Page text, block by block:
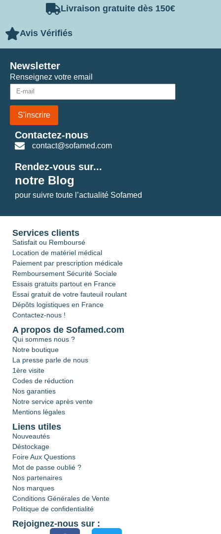
Livraison gratuite dès 150€
Avis Vérifiés
Renseignez votre email
S'inscrire
Newsletter
Contactez-nous
contact@sofamed.com
Rendez-vous sur...
notre Blog
pour suivre toute l’actualité Sofamed
Services clients
Satisfait ou Remboursé
Location de matériel médical
Paiement par prescription médicale
Remboursement Sécurité Sociale
Essais gratuits partout en France
Essai gratuit de votre fauteuil roulant
Dépôts logistiques en France
Contactez-nous !
A propos de Sofamed.com
Qui sommes nous ?
Notre boutique
La presse parle de nous
1ère visite
Codes de réduction
Nos garanties
Notre service après vente
Mentions légales
Liens utiles
Nouveautés
Déstockage
Foire Aux Questions
Mot de passe oublié ?
Nos partenaires
Nos marques
Conditions Générales de Vente
Politique de confidentialité
Rejoignez-nous sur :